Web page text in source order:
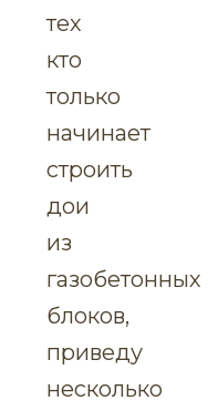
тех
кто
только
начинает
строить
дои
из
газобетонных
блоков,
приведу
несколько